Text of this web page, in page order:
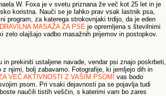
W. Foxa je v svetu priznana že več kot 25 let in je
koristna. Nauči se je lahko prav vsak lastnik psa,
program, za katerega strokovnjaki trdijo, da je eden
MASAŽA ZA PSE je opremljena s številnimi
zelo olajšajo vadbo masažnih prijemov in postopkov.
in prekiniti ustaljene navade, vendar psi znajo poskrbeti,
njimi, bolj zabavamo. Fotografije, ki jemljejo dih in
VEČ AKTIVNOSTI Z VAŠIM PSOM! vas bodo
psom. Pri vsaki dejavnosti pa se pojavlja tudi
naučili tistih veščin, s katerimi vam bo zares